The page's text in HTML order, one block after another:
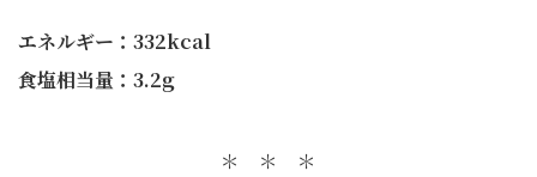
エネルギー：332kcal
食塩相当量：3.2g
＊ ＊ ＊